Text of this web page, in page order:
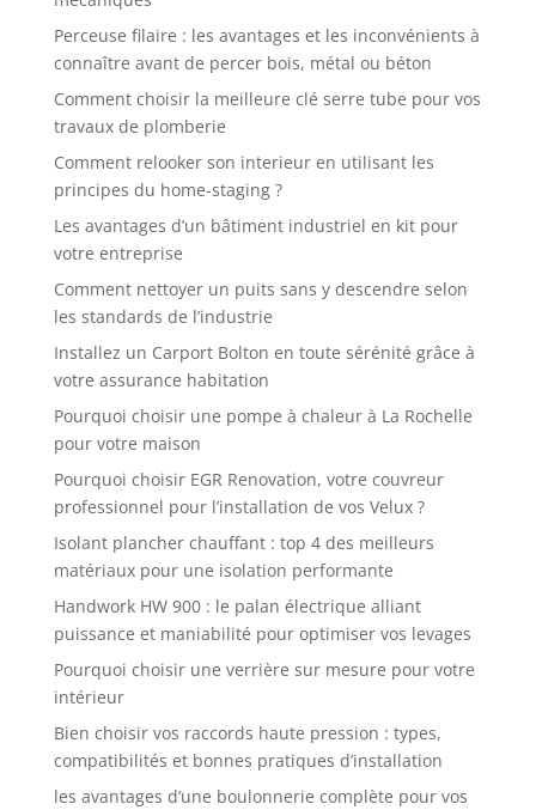
Perceuse filaire : les avantages et les inconvénients à
connaître avant de percer bois, métal ou béton
Comment choisir la meilleure clé serre tube pour vos
travaux de plomberie
Comment relooker son interieur en utilisant les
principes du home-staging ?
Les avantages d’un bâtiment industriel en kit pour
votre entreprise
Comment nettoyer un puits sans y descendre selon
les standards de l’industrie
Installez un Carport Bolton en toute sérénité grâce à
votre assurance habitation
Pourquoi choisir une pompe à chaleur à La Rochelle
pour votre maison
Pourquoi choisir EGR Renovation, votre couvreur
professionnel pour l’installation de vos Velux ?
Isolant plancher chauffant : top 4 des meilleurs
matériaux pour une isolation performante
Handwork HW 900 : le palan électrique alliant
puissance et maniabilité pour optimiser vos levages
Pourquoi choisir une verrière sur mesure pour votre
intérieur
Bien choisir vos raccords haute pression : types,
compatibilités et bonnes pratiques d’installation
les avantages d’une boulonnerie complète pour vos